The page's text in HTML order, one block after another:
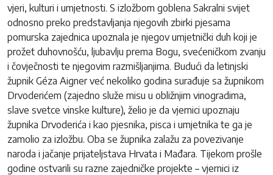
vjeri, kulturi i umjetnosti. S izložbom goblena Sakralni svijet
odnosno preko predstavljanja njegovih zbirki pjesama
pomurska zajednica upoznala je njegov umjetnički duh koji je
prožet duhovnošću, ljubavlju prema Bogu, svećeničkom zvanju
i čovječnosti te njegovim razmišljanjima. Budući da letinjski
župnik Géza Aigner već nekoliko godina surađuje sa župnikom
Drvoderićem (zajedno služe misu u obližnjim vinogradima,
slave svetce vinske kulture), želio je da vjernici upoznaju
župnika Drvoderića i kao pjesnika, pisca i umjetnika te ga je
zamolio za izložbu. Oba se župnika zalažu za povezivanje
naroda i jačanje prijateljstava Hrvata i Mađara. Tijekom prošle
godine ostvarili su razne zajedničke projekte – vjernici iz